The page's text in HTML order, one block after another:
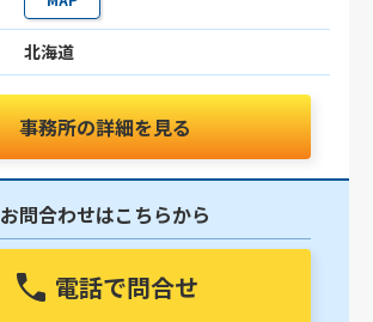
北海道
事務所の詳細を見る
お問合わせはこちらから
電話で問合せ